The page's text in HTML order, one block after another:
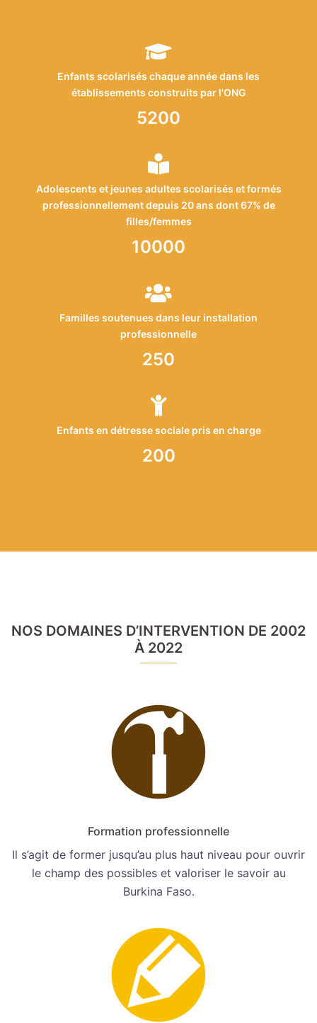
Enfants scolarisés chaque année dans les
établissements construits par l'ONG
5200
Adolescents et jeunes adultes scolarisés et formés
professionnellement depuis 20 ans dont 67% de
filles/femmes
10000
Familles soutenues dans leur installation
professionnelle
250
Enfants en détresse sociale pris en charge
200
NOS DOMAINES D’INTERVENTION DE 2002
À 2022
Formation professionnelle
Il s’agit de former jusqu’au plus haut niveau pour ouvrir
le champ des possibles et valoriser le savoir au
Burkina Faso.